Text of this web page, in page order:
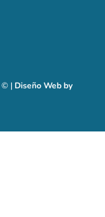
© | Diseño Web by